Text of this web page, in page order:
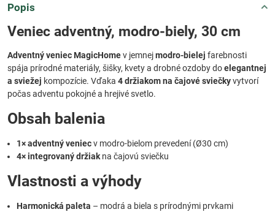
Popis
Veniec adventný, modro-biely, 30 cm
Adventný veniec MagicHomev jemnejmodro-bielej farebnosti
spája prírodné materiály, šišky, kvety a drobné ozdoby doelegantnej
a sviežej kompozície. Vďaka 4 držiakom na čajové sviečkyvytvorí
počas adventu pokojné a hrejivé svetlo.
Obsah balenia
1× adventný veniecv modro-bielom prevedení (Ø30 cm)
4× integrovaný držiak na čajovú sviečku
Vlastnosti a výhody
Harmonická paleta – modrá a biela s prírodnými prvkami